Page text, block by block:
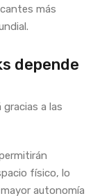
más
depende
gracias a las
físico, lo
autonomía